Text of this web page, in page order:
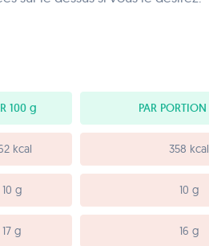
100 g PAR PORTION
kcal 358 kcal
10 g 10 g
17 g 16 g